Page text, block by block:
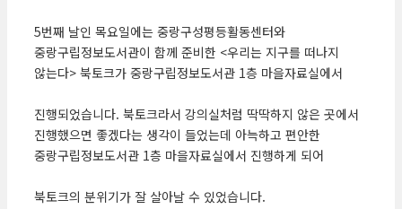
5번째 날인 목요일에는 중랑구성평등활동센터와
중랑구립정보도서관이 함께 준비한 <우리는 지구를 떠나지
않는다> 북토크가 중랑구립정보도서관 1층 마을자료실에서
진행되었습니다. 북토크라서 강의실처럼 딱딱하지 않은 곳에서
진행했으면 좋겠다는 생각이 들었는데 아늑하고 편안한
중랑구립정보도서관 1층 마을자료실에서 진행하게 되어
북토크의 분위기가 잘 살아날 수 있었습니다.